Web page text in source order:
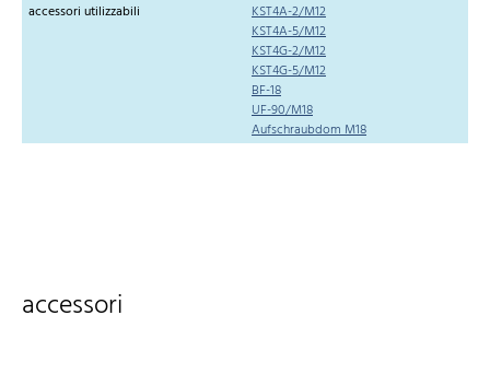
accessori utilizzabili
KST4A-2/M12
KST4A-5/M12
KST4G-2/M12
KST4G-5/M12
BF-18
UF-90/M18
Aufschraubdom M18
accessori